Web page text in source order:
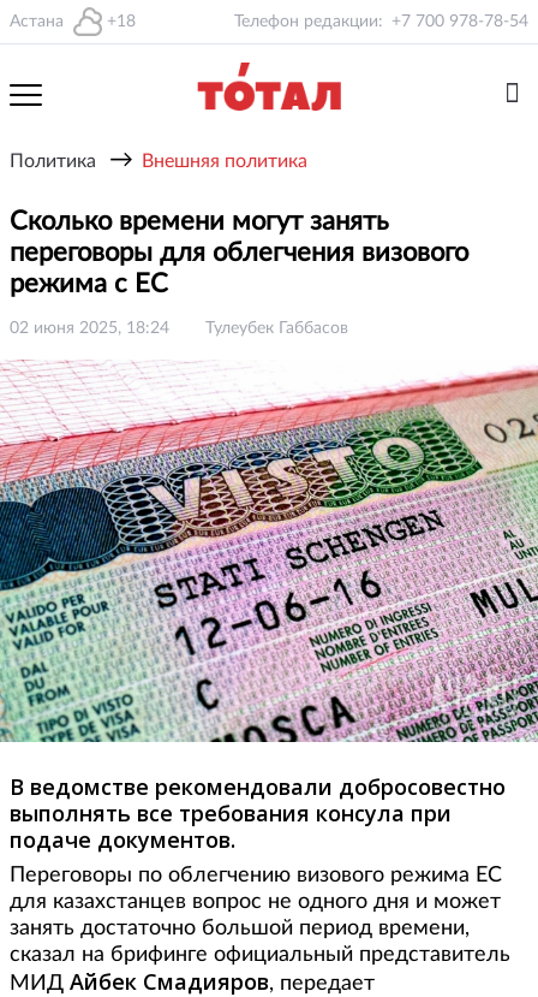
Астана +18 Телефон редакции: +7 700 978-78-54
Политика → Внешняя политика
Сколько времени могут занять
переговоры для облегчения визового
режима с ЕС
02 июня 2025, 18:24 Тулеубек Габбасов
В ведомстве рекомендовали добросовестно
выполнять все требования консула при
подаче документов.
Переговоры по облегчению визового режима ЕС
для казахстанцев вопрос не одного дня и может
занять достаточно большой период времени,
сказал на брифинге официальный представитель
МИД Айбек Смадияров, передает